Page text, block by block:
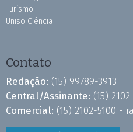
Turismo
Uniso Ciência
Contato
Redação: (15) 99789-3913
Central/Assinante: (15)
Comercial: (15) 2102-5100 -